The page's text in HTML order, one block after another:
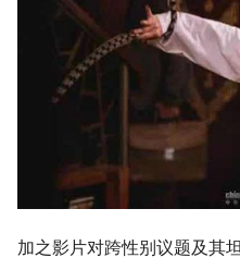
加之影片对跨性别议题及其